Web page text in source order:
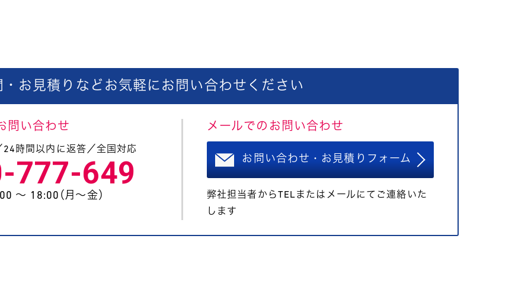
・お見積りなどお気軽に お問い合わせください
問い合わせ
24時間以内に返答／全国対応
777-649
〜 18:00（月〜金）
メールでのお問い合わせ
お問い合わせ・お見積りフォーム
弊社担当者からTELまたはメールにてご連絡いた
します